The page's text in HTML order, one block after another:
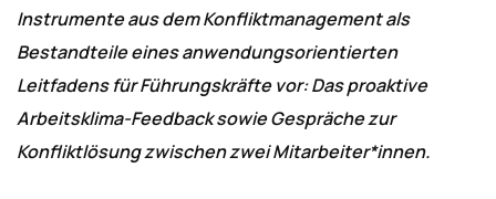
Instrumente aus dem Konfliktmanagement als
Bestandteile eines anwendungsorientierten
Leitfadens für Führungskräfte vor: Das proaktive
Arbeitsklima-Feedback sowie Gespräche zur
Konfliktlösung zwischen zwei Mitarbeiter*innen.